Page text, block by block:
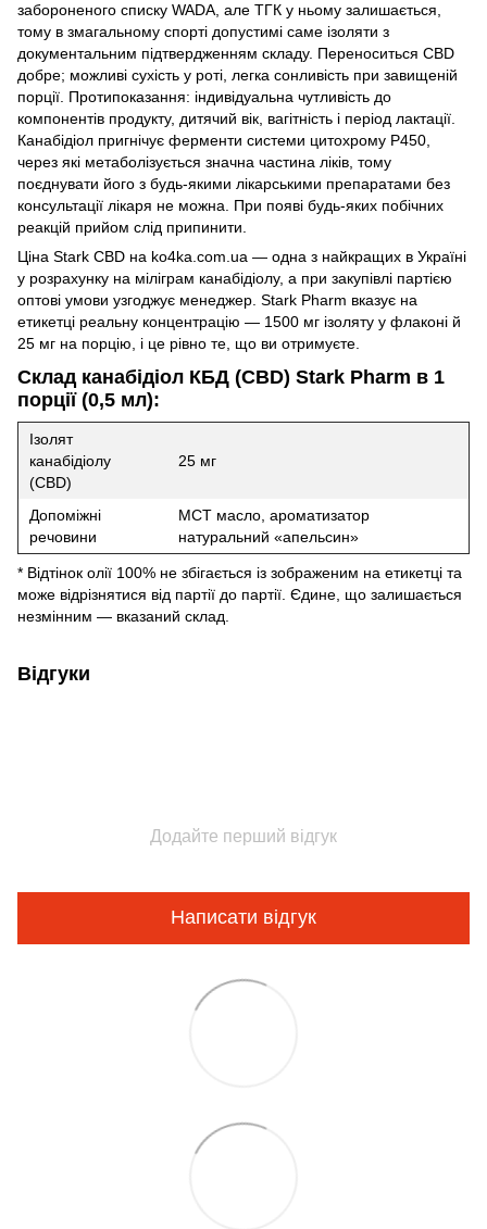
забороненого списку WADA, але ТГК у ньому залишається,
тому в змагальному спорті допустимі саме ізоляти з
документальним підтвердженням складу. Переноситься CBD
добре; можливі сухість у роті, легка сонливість при завищеній
порції. Протипоказання: індивідуальна чутливість до
компонентів продукту, дитячий вік, вагітність і період лактації.
Канабідіол пригнічує ферменти системи цитохрому P450,
через які метаболізується значна частина ліків, тому
поєднувати його з будь-якими лікарськими препаратами без
консультації лікаря не можна. При появі будь-яких побічних
реакцій прийом слід припинити.
Ціна Stark CBD на ko4ka.com.ua — одна з найкращих в Україні
у розрахунку на міліграм канабідіолу, а при закупівлі партією
оптові умови узгоджує менеджер. Stark Pharm вказує на
етикетці реальну концентрацію — 1500 мг ізоляту у флаконі й
25 мг на порцію, і це рівно те, що ви отримуєте.
Склад канабідіол КБД (CBD) Stark Pharm в 1
порції (0,5 мл):
Ізолят
канабідіолу
(CBD)
25 мг
Допоміжні
речовини
MCT масло, ароматизатор
натуральний «апельсин»
* Відтінок олії 100% не збігається із зображеним на етикетці та
може відрізнятися від партії до партії. Єдине, що залишається
незмінним — вказаний склад.
Відгуки
Додайте перший відгук
Написати відгук